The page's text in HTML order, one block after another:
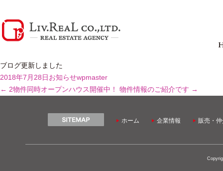
ブログ更新しました
2018年7月28日 お知らせwpmaster
← 2物件同時オープンハウス開催中！ 物件情報のご紹介です →
ホーム 企業情報 販売・